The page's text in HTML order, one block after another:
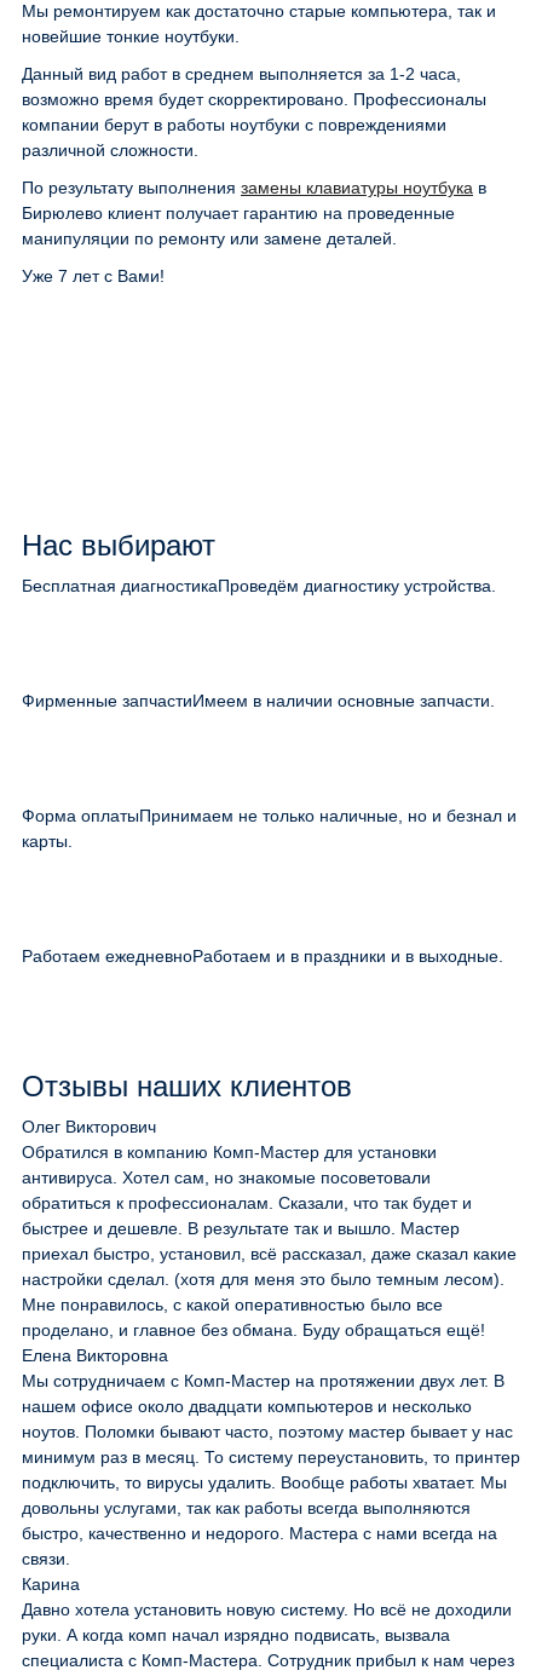
Мы ремонтируем как достаточно старые компьютера, так и
новейшие тонкие ноутбуки.
Данный вид работ в среднем выполняется за 1-2 часа,
возможно время будет скорректировано. Профессионалы
компании берут в работы ноутбуки с повреждениями
различной сложности.
По результату выполнения замены клавиатуры ноутбука в
Бирюлево клиент получает гарантию на проведенные
манипуляции по ремонту или замене деталей.
Уже 7 лет с Вами!
Нас выбирают
Бесплатная диагностикаПроведём диагностику устройства.
Фирменные запчастиИмеем в наличии основные запчасти.
Форма оплатыПринимаем не только наличные, но и безнал и
карты.
Работаем ежедневноРаботаем и в праздники и в выходные.
Отзывы наших клиентов
Олег Викторович
Обратился в компанию Комп-Мастер для установки
антивируса. Хотел сам, но знакомые посоветовали
обратиться к профессионалам. Сказали, что так будет и
быстрее и дешевле. В результате так и вышло. Мастер
приехал быстро, установил, всё рассказал, даже сказал какие
настройки сделал. (хотя для меня это было темным лесом).
Мне понравилось, с какой оперативностью было все
проделано, и главное без обмана. Буду обращаться ещё!
Елена Викторовна
Мы сотрудничаем с Комп-Мастер на протяжении двух лет. В
нашем офисе около двадцати компьютеров и несколько
ноутов. Поломки бывают часто, поэтому мастер бывает у нас
минимум раз в месяц. То систему переустановить, то принтер
подключить, то вирусы удалить. Вообще работы хватает. Мы
довольны услугами, так как работы всегда выполняются
быстро, качественно и недорого. Мастера с нами всегда на
связи.
Карина
Давно хотела установить новую систему. Но всё не доходили
руки. А когда комп начал изрядно подвисать, вызвала
специалиста с Комп-Мастера. Сотрудник прибыл к нам через